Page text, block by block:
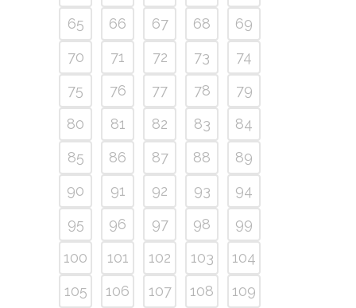
65
66 67 68
69
70
71 72 73
74
75
76 77 78
79
80
81 82 83
84
85
86 87 88
89
90
91 92 93
94
95
96 97 98
99
100
101 102 103
104
105
106 107 108
109